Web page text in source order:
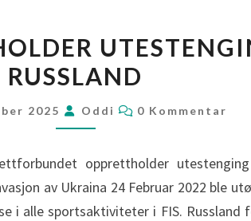
OPPRETTHOLDER
UTESTENGING
RUSSLAND
RUSSLAND
2025 Oddi KOMMENTARER
0 Kommentar
opprettholder
av Ukraina 24 Februar 2022 ble
i alle sportsaktiviteter i FIS. Russland